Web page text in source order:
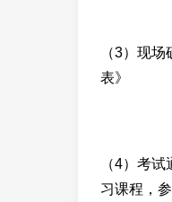
（3）现
表》
（4）考
习课程，